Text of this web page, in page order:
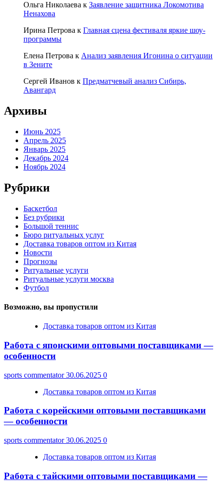
Ольга Николаева к Заявление защитника Локомотива
Ненахова
Ирина Петрова к Главная сцена фестиваля яркие шоу-
программы
Елена Петрова к Анализ заявления Игонина о ситуации
в Зените
Сергей Иванов к Предматчевый анализ Сибирь,
Авангард
Архивы
Июнь 2025
Апрель 2025
Январь 2025
Декабрь 2024
Ноябрь 2024
Рубрики
Баскетбол
Без рубрики
Большой теннис
Бюро ритуальных услуг
Доставка товаров оптом из Китая
Новости
Прогнозы
Ритуальные услуги
Ритуальные услуги москва
Футбол
Возможно, вы пропустили
Доставка товаров оптом из Китая
Работа с японскими оптовыми поставщиками —
особенности
sports commentator30.06.2025 0
Доставка товаров оптом из Китая
Работа с корейскими оптовыми поставщиками
— особенности
sports commentator30.06.2025 0
Доставка товаров оптом из Китая
Работа с тайскими оптовыми поставщиками —